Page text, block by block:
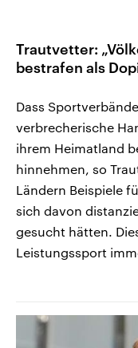
Trautvetter:
bestrafen als
Dass
verbrecherische
ihrem Heimatland
hinnehmen, so
Ländern Beispiele
sich davon
gesucht hätten.
Leistungssport